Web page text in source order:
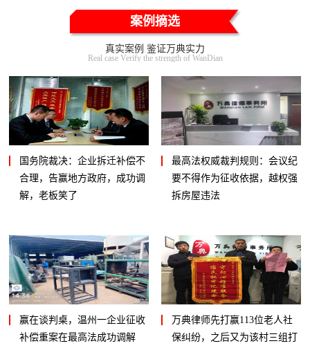
案例摘选
真实案例 鉴证万典实力
Real case Verify the strength of WanDian
国务院裁决：企业拆迁补偿不
合理，告赢地方政府，成功调
解，老板笑了
最高法权威裁判规则：会议纪
要不得作为征收依据，越权强
拆房屋违法
赢在谈判桌，温州一企业征收
补偿重案在最高法成功调解
万典律师先打赢113位老人社
保纠纷，之后又为该村三组打